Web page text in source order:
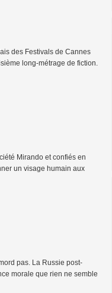
des Festivals de Cannes
long-métrage de fiction.
Mirando et confiés en
un visage humain aux
pas. La Russie post-
morale que rien ne semble